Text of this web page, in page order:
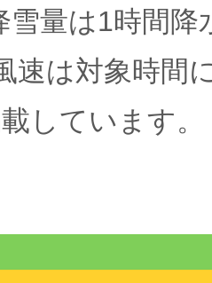
量は1時間降
速は対象時間
しています。